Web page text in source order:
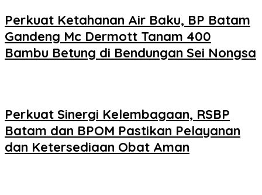
Perkuat Ketahanan Air Baku, BP Batam
Gandeng Mc Dermott Tanam 400
Bambu Betung di Bendungan Sei Nongsa
Perkuat Sinergi Kelembagaan, RSBP
Batam dan BPOM Pastikan Pelayanan
dan Ketersediaan Obat Aman